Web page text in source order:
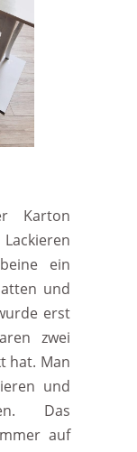
Karton
ein
und
erst
zwei
hat. Man
und
Das
auf